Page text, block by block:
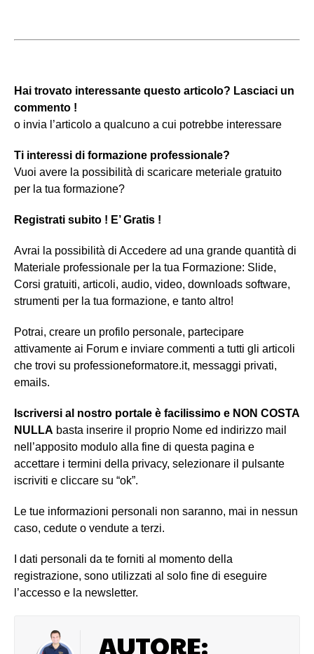
Hai trovato interessante questo articolo? Lasciaci un
commento !
o invia l’articolo a qualcuno a cui potrebbe interessare
Ti interessi di formazione professionale?
Vuoi avere la possibilità di scaricare meteriale gratuito
per la tua formazione?
Registrati subito ! E’ Gratis !
Avrai la possibilità di Accedere ad una grande quantità di
Materiale professionale per la tua Formazione: Slide,
Corsi gratuiti, articoli, audio, video, downloads software,
strumenti per la tua formazione, e tanto altro!
Potrai, creare un profilo personale, partecipare
attivamente ai Forum e inviare commenti a tutti gli articoli
che trovi su professioneformatore.it, messaggi privati,
emails.
Iscriversi al nostro portale è facilissimo e NON COSTA
NULLA basta inserire il proprio Nome ed indirizzo mail
nell’apposito modulo alla fine di questa pagina e
accettare i termini della privacy, selezionare il pulsante
iscriviti e cliccare su “ok”.
Le tue informazioni personali non saranno, mai in nessun
caso, cedute o vendute a terzi.
I dati personali da te forniti al momento della
registrazione, sono utilizzati al solo fine di eseguire
l’accesso e la newsletter.
AUTORE: